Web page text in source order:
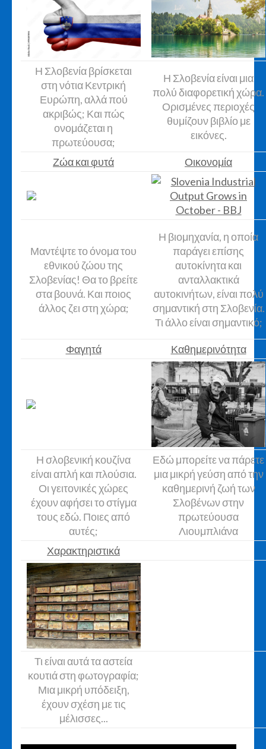
Η Σλοβενία βρίσκεται
στη νότια Κεντρική
Ευρώπη, αλλά πού
ακριβώς; Και πώς
ονομάζεται η
πρωτεύουσα;
Η Σλοβενία είναι μια
πολύ διαφορετική χώρα.
Ορισμένες περιοχές
θυμίζουν βιβλίο με
εικόνες.
Ζώα και φυτά Οικονομία
Μαντέψτε το όνομα του
εθνικού ζώου της
Σλοβενίας! Θα το βρείτε
στα βουνά. Και ποιος
άλλος ζει στη χώρα;
Η βιομηχανία, η οποία
παράγει επίσης
αυτοκίνητα και
ανταλλακτικά
αυτοκινήτων, είναι πολύ
σημαντική στη Σλοβενία.
Τι άλλο είναι σημαντικό;
Φαγητά Καθημερινότητα
Η σλοβενική κουζίνα
είναι απλή και πλούσια.
Οι γειτονικές χώρες
έχουν αφήσει το στίγμα
τους εδώ. Ποιες από
αυτές;
Εδώ μπορείτε να πάρετε
μια μικρή γεύση από την
καθημερινή ζωή των
Σλοβένων στην
πρωτεύουσα
Λιουμπλιάνα
Χαρακτηριστικά
Τι είναι αυτά τα αστεία
κουτιά στη φωτογραφία;
Μια μικρή υπόδειξη,
έχουν σχέση με τις
μέλισσες...